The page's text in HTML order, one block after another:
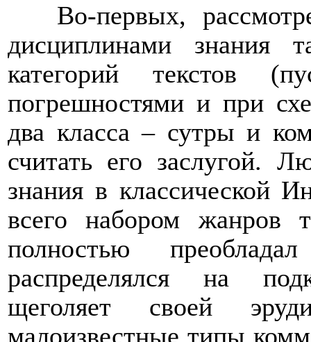
Во-первых,
дисциплинами знания
категорий текстов
погрешностями и при
два класса – сутры и
считать его заслугой.
знания в классической
всего набором жанров
полностью
распределялся на
щеголяет своей
малоизвестные типы